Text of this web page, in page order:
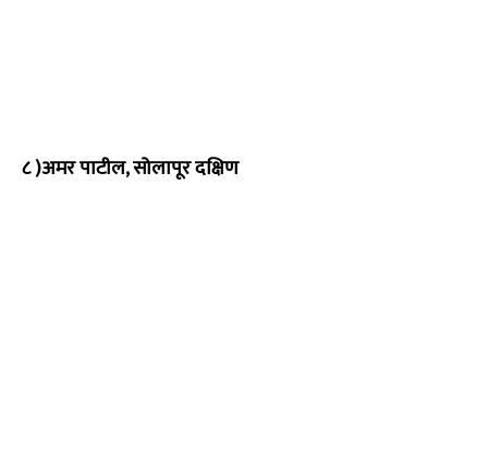
८ )अमर पाटील, सोलापूर दक्षिण